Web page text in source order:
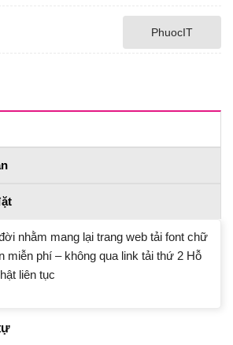
PhuocIT
nhằm mang lại trang web tải font chữ
miễn phí – không qua link tải thứ 2 Hỗ
liên tục